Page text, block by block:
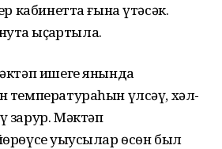
кабинетта ғына үтәсәк.
ҡыҫҡартыла.
ишеге янында
үлсәү, хәл-
зарур. Мәктәп
уҡыусылар ѳсѳн был